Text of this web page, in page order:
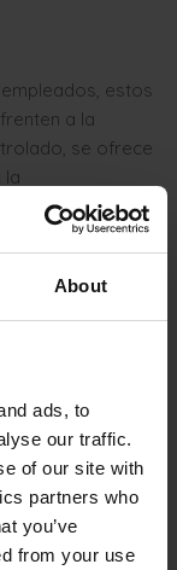
About
ads, to
our traffic.
of our site with
partners who
you’ve
from your use
estos
a la
se ofrece
la
un pirateo real.
tendrán más
phishing,
consecución
en
la
y la mejora
de la